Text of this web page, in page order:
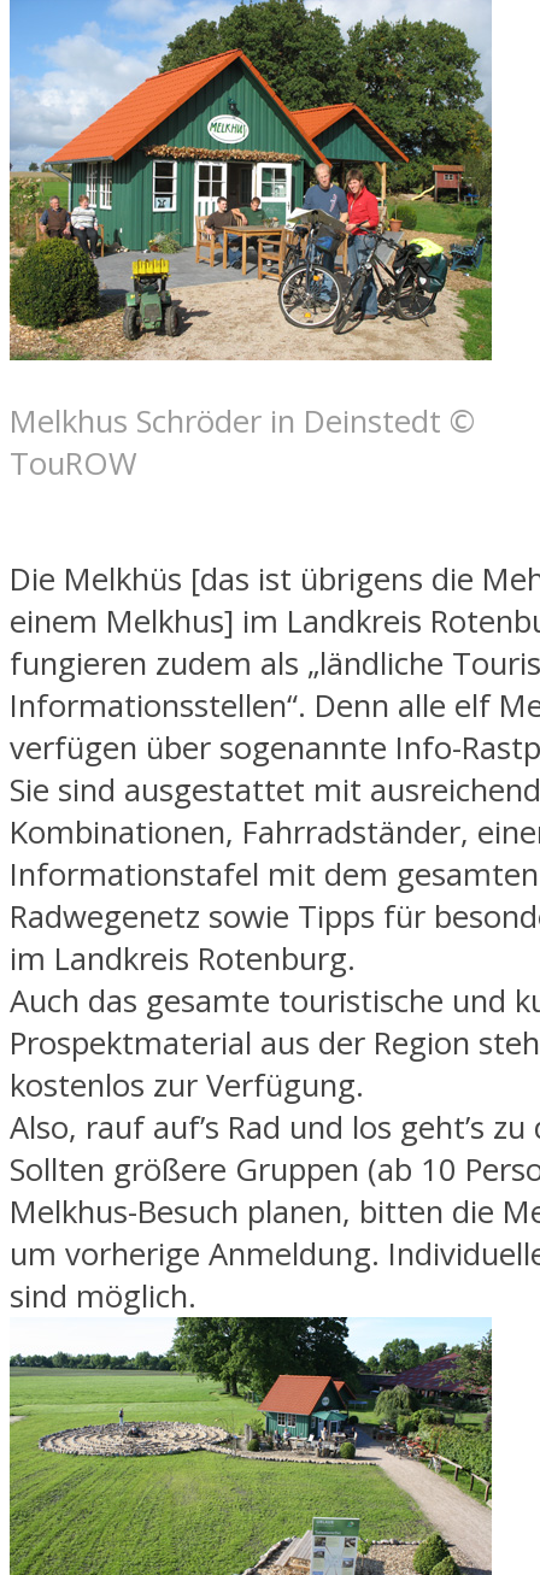
Melkhus Schröder in Deinstedt ©
TouROW
Die Melkhüs [das ist übrigens die
einem Melkhus] im Landkreis
fungieren zudem als „ländliche
Informationsstellen“. Denn alle elf
verfügen über sogenannte Info-
Sie sind ausgestattet mit
Kombinationen, Fahrradständer,
Informationstafel mit dem gesamten
Radwegenetz sowie Tipps für
im Landkreis Rotenburg.
Auch das gesamte touristische und
Prospektmaterial aus der Region
kostenlos zur Verfügung.
Also, rauf auf’s Rad und los geht’s
Sollten größere Gruppen (ab 10
Melkhus-Besuch planen, bitten die
um vorherige Anmeldung.
sind möglich.